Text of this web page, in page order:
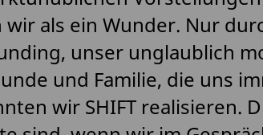
als ein Wunder. Nur
unser unglaublich
und Familie, die uns
wir SHIFT realisieren.